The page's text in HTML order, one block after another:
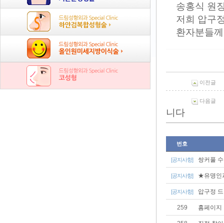
송홍식 원
저희 압구
환자분들
이전글
다음글
니다
번호
[공지사항] 쌍커풀
[공지사항] ★유명인
[공지사항] 압구정
259 홈페이지